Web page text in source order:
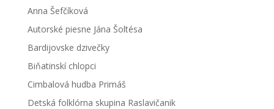
Anna Šefčíková
Autorské piesne Jána Šoltésa
Bardijovske dzivečky
Biňatinskí chlopci
Cimbalová hudba Primáš
Detská folklórna skupina Raslavičanik